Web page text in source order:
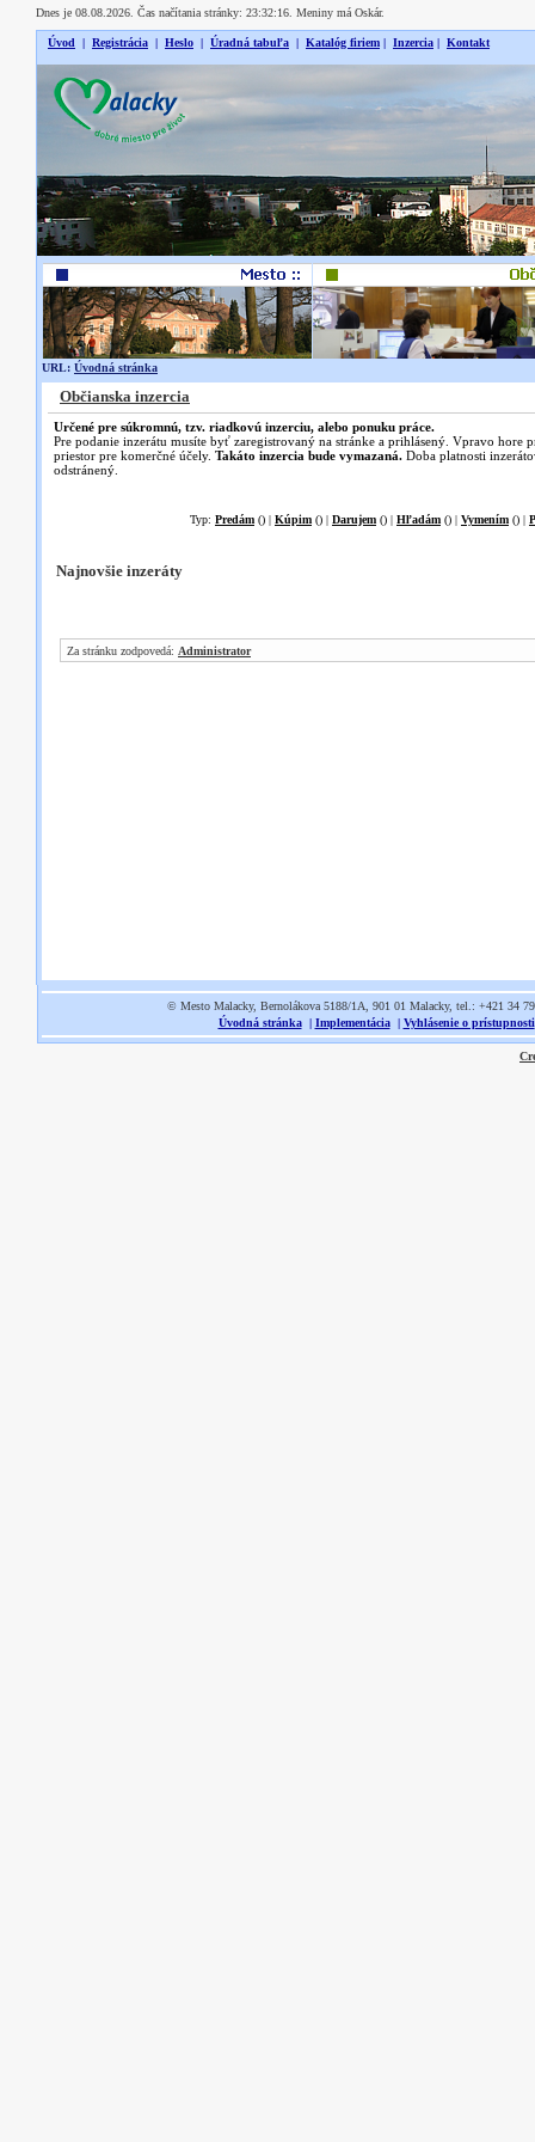
Dnes je 08.08.2026. Čas načítania stránky: 23:32:16. Meniny má Oskár.
Úvod | Registrácia | Heslo | Úradná tabuľa | Katalóg firiem | Inzercia | Kontakt
URL: Úvodná stránka
Občianska inzercia
Určené pre súkromnú, tzv. riadkovú inzerciu, alebo ponuku práce.
Pre podanie inzerátu musíte byť zaregistrovaný na stránke a prihlásený. Vpravo
priestor pre komerčné účely. Takáto inzercia bude vymazaná. Doba platnosti
odstránený.
Typ: Predám () | Kúpim () | Darujem () | Hľadám () | Vymením () |
Najnovšie inzeráty
Za stránku zodpovedá: Administrator
© Mesto Malacky, Bernolákova 5188/1A, 901 01 Malacky, tel.: +421 34
Úvodná stránka| Implementácia| Vyhlásenie o prístupnosti